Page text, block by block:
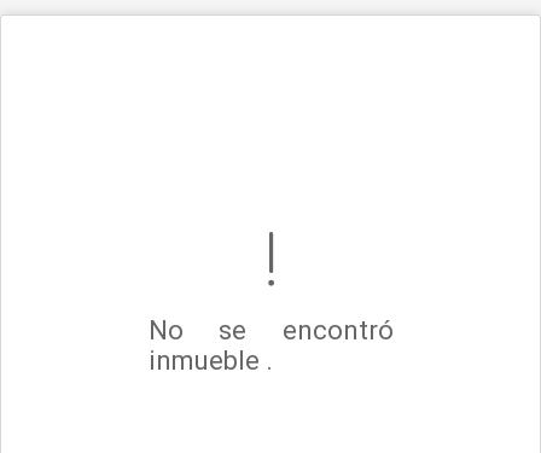
No se encontró
inmueble .